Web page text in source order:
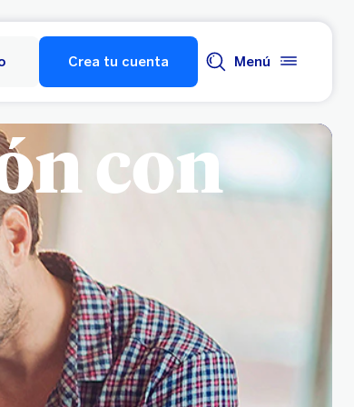
Crea tu cuenta Menú
con